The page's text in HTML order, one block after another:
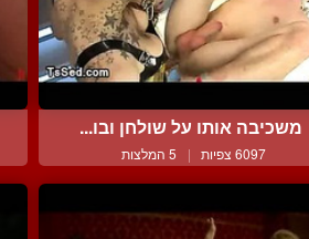
משכיבה אותו על שולחן ובו...
6097 צפיות | 5 המלצות